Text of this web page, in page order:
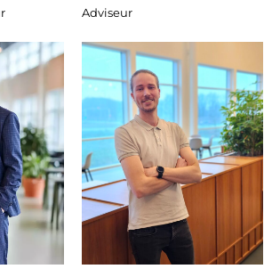
Adviseur